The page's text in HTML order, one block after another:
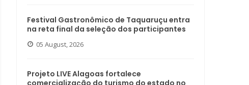
Festival Gastronômico de Taquaruçu entra
na reta final da seleção dos participantes
05 August, 2026
Projeto LIVE Alagoas fortalece
comercialização do turismo do estado no